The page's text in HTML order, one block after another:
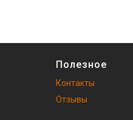
Полезное
Контакты
Отзывы